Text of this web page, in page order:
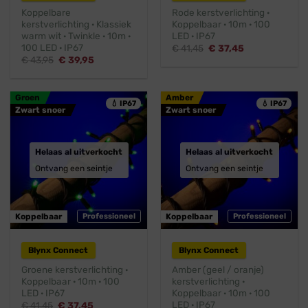
Koppelbare
kerstverlichting · Klassiek
warm wit · Twinkle · 10m ·
100 LED · IP67
€43,95 Oorspronkelijke
€ 39,95
Rode kerstverlichting ·
Koppelbaar · 10m · 100
LED · IP67
€41,45 Oorspronkelijke
€ 37,45
💧 IP67
Groen
Zwart snoer
Professioneel
Koppelbaar
Helaas al uitverkocht
Ontvang een seintje
Blynx Connect
Groene kerstverlichting ·
Koppelbaar · 10m · 100
LED · IP67
€41,45 Oorspronkelijke
€ 37,45
💧 IP67
Amber
Zwart snoer
Professioneel
Koppelbaar
Helaas al uitverkocht
Ontvang een seintje
Blynx Connect
Amber (geel / oranje)
kerstverlichting ·
Koppelbaar · 10m · 100
LED · IP67